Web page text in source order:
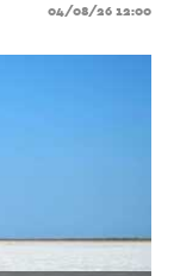
04/08/26 12:00